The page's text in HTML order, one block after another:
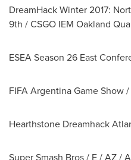
DreamHack Winter 2017:
9th / CSGO IEM Oakland
ESEA Season 26 East
FIFA Argentina Game Show /
Hearthstone Dreamhack